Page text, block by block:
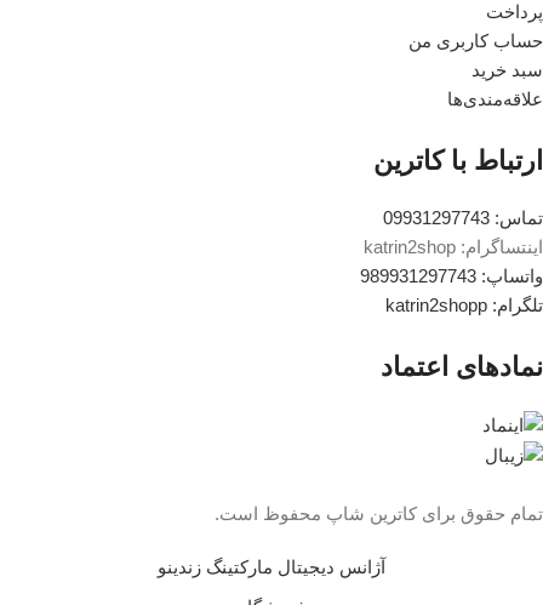
پرداخت
حساب کاربری من
سبد خرید
علاقه‌مندی‌ها
ارتباط با کاترین
تماس: 09931297743
اینتساگرام: katrin2shop
واتساپ: 989931297743
تلگرام: katrin2shopp
نمادهای اعتماد
تمام حقوق برای کاترین شاپ محفوظ است.
آژانس دیجیتال مارکتینگ زندینو